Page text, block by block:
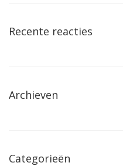
Recente reacties
Archieven
Categorieën